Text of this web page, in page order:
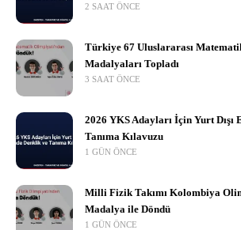
2 SAAT ÖNCE
Türkiye 67 Uluslararası
Madalyaları Topladı
3 SAAT ÖNCE
2026 YKS Adayları İçin Yurt Dışı
Tanıma Kılavuzu
1 GÜN ÖNCE
Milli Fizik Takımı Kolombiya
Madalya ile Döndü
1 GÜN ÖNCE